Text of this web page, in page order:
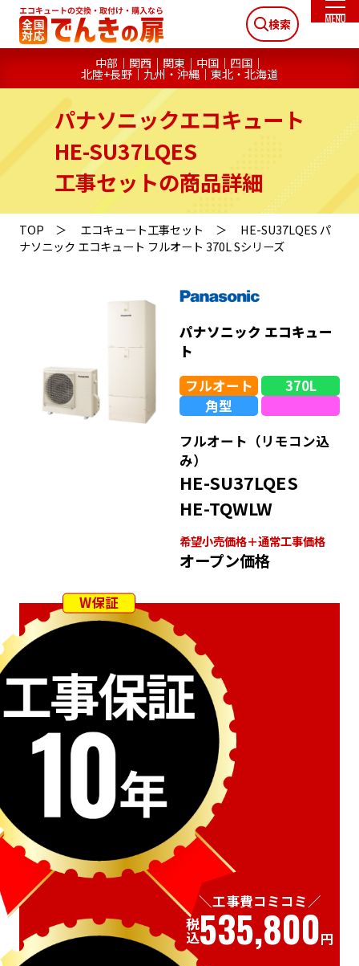
検索
中部 関西 関東 中国 四国
北陸+長野 九州・沖縄 東北・北海道
パナソニックエコキュート
HE-SU37LQES
工事セットの商品詳細
TOP エコキュート工事セット
HE-SU37LQES パ
ナソニック エコキュート フルオート 370L Sシリーズ
パナソニック エコキュー
ト
フルオート
370L
角型
フルオート（リモコン込
み）
HE-SU37LQES
HE-TQWLW
希望⼩売価格＋通常⼯事価格
オープン価格
W保証
工事費コミコミ
税込535,800円